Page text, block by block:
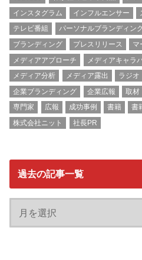
インスタグラム
インフルエンサー
テレビ番組
パーソナルブランディン
ブランディング
プレスリリース マ
メディアアプローチ
メディアキャラ
メディア分析
メディア露出 ラジオ
企業ブランディング
企業広報 取材
専門家
広報 成功事例 書籍 書
株式会社ニット
社長PR
過去の記事一覧